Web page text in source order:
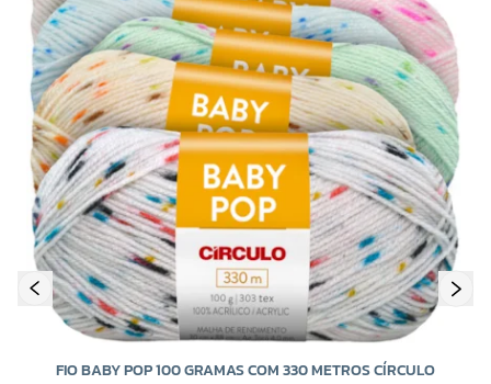
FIO BABY POP 100 GRAMAS COM 330 METROS CÍRCULO